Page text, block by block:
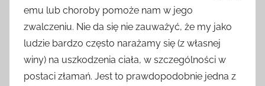
emu lub choroby pomoże nam w jego
zwalczeniu. Nie da się nie zauważyć, że my jako
ludzie bardzo często narażamy się (z własnej
winy) na uszkodzenia ciała, w szczególności w
postaci złamań. Jest to prawdopodobnie jedna z